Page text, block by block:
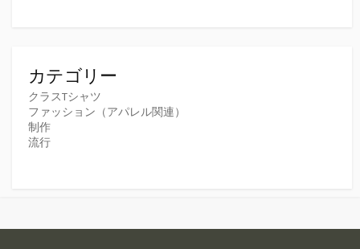
カテゴリー
クラスTシャツ
ファッション（アパレル関連）
制作
流行